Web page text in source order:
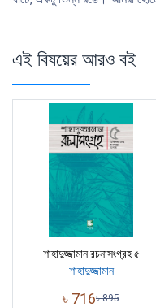
এই বিষয়ের আরও বই
শাহাদুজ্জামান রচনাসংগ্রহ ৫
শাহাদুজ্জামান
৳ 716৳895